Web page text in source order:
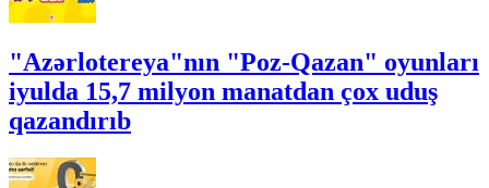
"Azərlotereya"nın "Poz-Qazan" oyunları
iyulda 15,7 milyon manatdan çox uduş
qazandırıb